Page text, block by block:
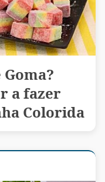
a fazer
Colorida